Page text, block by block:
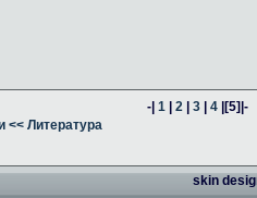
-|1 |2 |3 |4 |[5]|-
<< Литература
skin